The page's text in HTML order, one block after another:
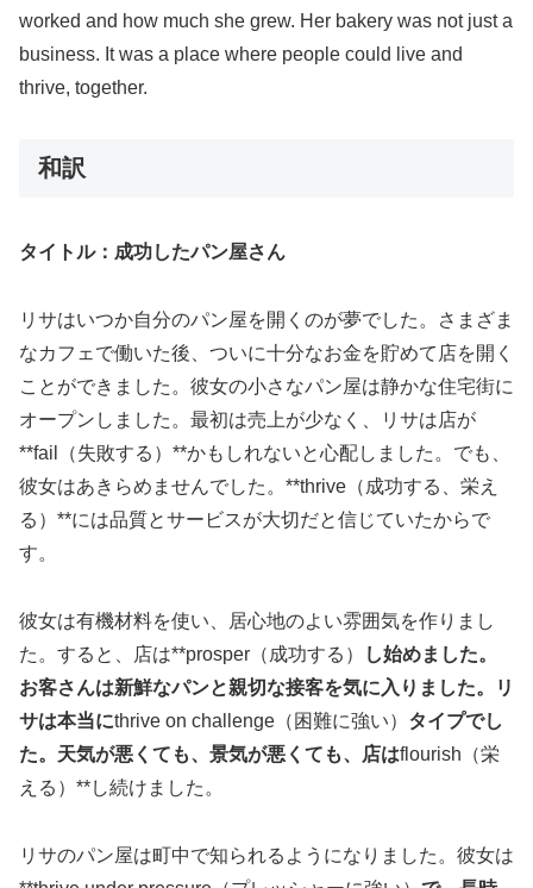
worked and how much she grew. Her bakery was not just a
business. It was a place where people could live and
thrive, together.
和訳
タイトル：成功したパン屋さん
リサはいつか自分のパン屋を開くのが夢でした。さまざま
なカフェで働いた後、ついに十分なお金を貯めて店を開く
ことができました。彼女の小さなパン屋は静かな住宅街に
オープンしました。最初は売上が少なく、リサは店が
**fail（失敗する）**かもしれないと心配しました。でも、
彼女はあきらめませんでした。**thrive（成功する、栄え
る）**には品質とサービスが大切だと信じていたからで
す。
彼女は有機材料を使い、居心地のよい雰囲気を作りまし
た。すると、店は**prosper（成功する）
し始めました。
お客さんは新鮮なパンと親切な接客を気に入りました。リ
サは本当にthrive on challenge（困難に強い） タイプでし
た。天気が悪くても、景気が悪くても、店はflourish（栄
える）**し続けました。
リサのパン屋は町中で知られるようになりました。彼女は